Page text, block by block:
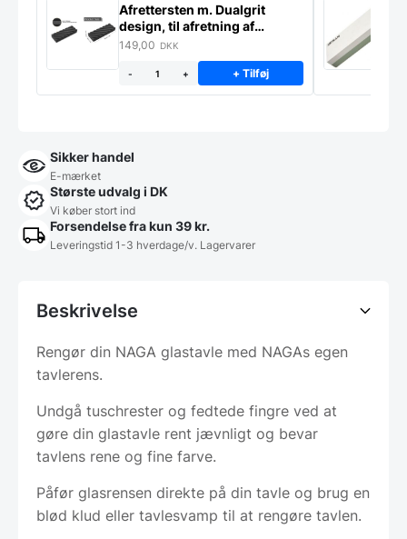
Afrettersten m. Dualgrit
design, til afretning af
slibesten
149,00 DKK
- + + Tilføj
Sikker handel
E-mærket
Største udvalg i DK
Vi køber stort ind
Forsendelse fra kun 39 kr.
Leveringstid 1-3 hverdage/v. Lagervarer
Beskrivelse
Rengør din NAGA glastavle med NAGAs egen
tavlerens.
Undgå tuschrester og fedtede fingre ved at
gøre din glastavle rent jævnligt og bevar
tavlens rene og fine farve.
Påfør glasrensen direkte på din tavle og brug en
blød klud eller tavlesvamp til at rengøre tavlen.